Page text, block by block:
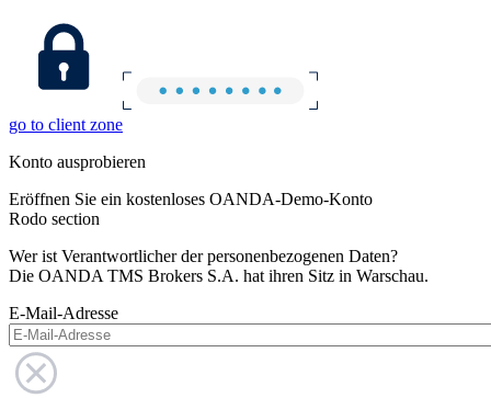
go to client zone
Konto ausprobieren
Eröffnen Sie ein kostenloses OANDA-Demo-Konto
Rodo section
Wer ist Verantwortlicher der personenbezogenen Daten?
Die OANDA TMS Brokers S.A. hat ihren Sitz in Warschau.
E-Mail-Adresse